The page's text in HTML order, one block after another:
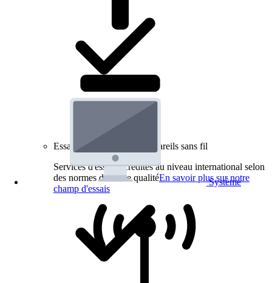
Système
Essais de produits pour appareils sans fil
Services d'essai accrédités au niveau international selon
des normes de haute qualitéEn savoir plus sur notre
champ d'essais